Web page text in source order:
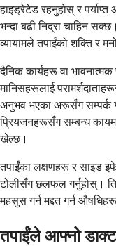
हाइड्रेटेड रहनुहोस् र पर्याप्त
भन्दा बढी निद्रा चाहिन
व्यायामले तपाईंको शक्ति र
दैनिक कार्यहरू वा
मानिसहरूलाई
अनुभव भएका अरूसँग सम्पर्क
प्रियजनहरूसँग सम्बन्ध कायम
खेल्छ।
तपाईंका लक्षणहरू र साइड
टोलीसँग छलफल गर्नुहोस्।
महसुस गर्न मद्दत गर्न
तपाईंले आफ्नो